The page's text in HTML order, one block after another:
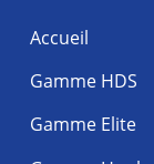
Accueil
Gamme HDS
Gamme Elite